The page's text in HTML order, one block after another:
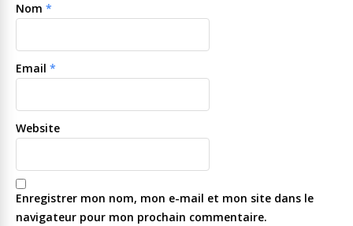
Nom *
Email *
Website
Enregistrer mon nom, mon e-mail et mon site dans le
navigateur pour mon prochain commentaire.